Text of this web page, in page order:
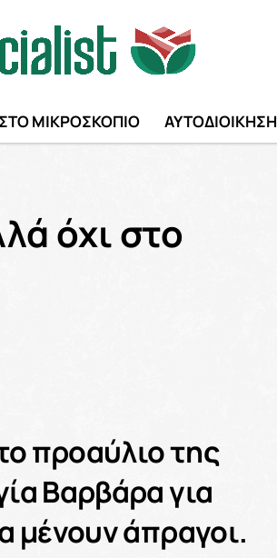
ΣΤΟ ΜΙΚΡΟΣΚΟΠΙΟ ΑΥΤΟΔΙΟΙΚΗΣΗ
όχι στο
προαύλιο της
Βαρβάρα για
μένουν άπραγοι.